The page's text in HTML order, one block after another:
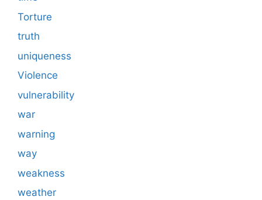
Torture
truth
uniqueness
Violence
vulnerability
war
warning
way
weakness
weather